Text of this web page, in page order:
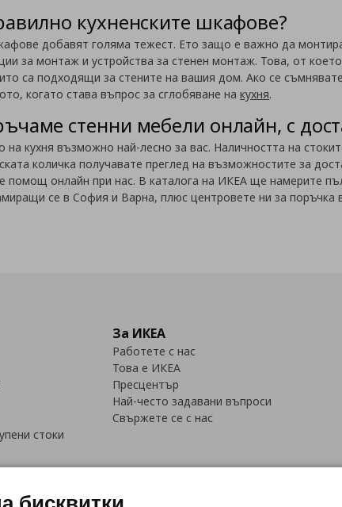
кухненските шкафове?
добавят голяма тежест. Ето защо е важно да
за монтаж и устройства за стенен монтаж. Това, от
са подходящи за стените на вашия дом. Ако се
когато става въпрос за сглобяване накухня.
стенни мебели онлайн, с
на кухня възможно най-лесно за вас. Наличността на
количка получавате преглед на възможностите за
онлайн при нас. В каталога на ИКЕА ще намерите
се в София и Варна, плюс центровете ни за
стоки
За ИКЕА
Работете с нас
Това е ИКЕА
Пресцентър
Най-често задавани въпроси
Свържете се с нас